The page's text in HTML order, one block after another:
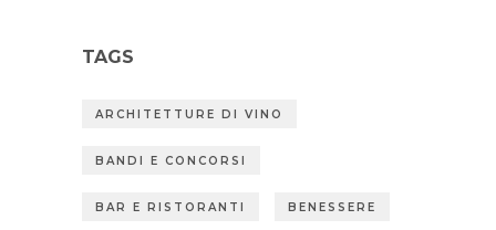
TAGS
ARCHITETTURE DI VINO
BANDI E CONCORSI
BAR E RISTORANTI BENESSERE